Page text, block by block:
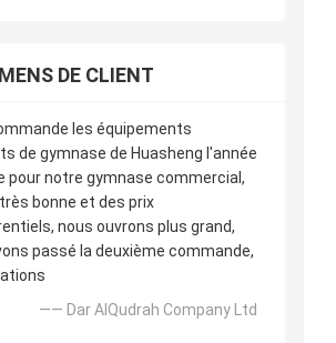
DE CLIENT
les équipements
de gymnase de Huasheng l'année
pour notre gymnase commercial,
bonne et des prix
nous ouvrons plus grand,
passé la deuxième commande,
—— Dar AlQudrah Company Ltd